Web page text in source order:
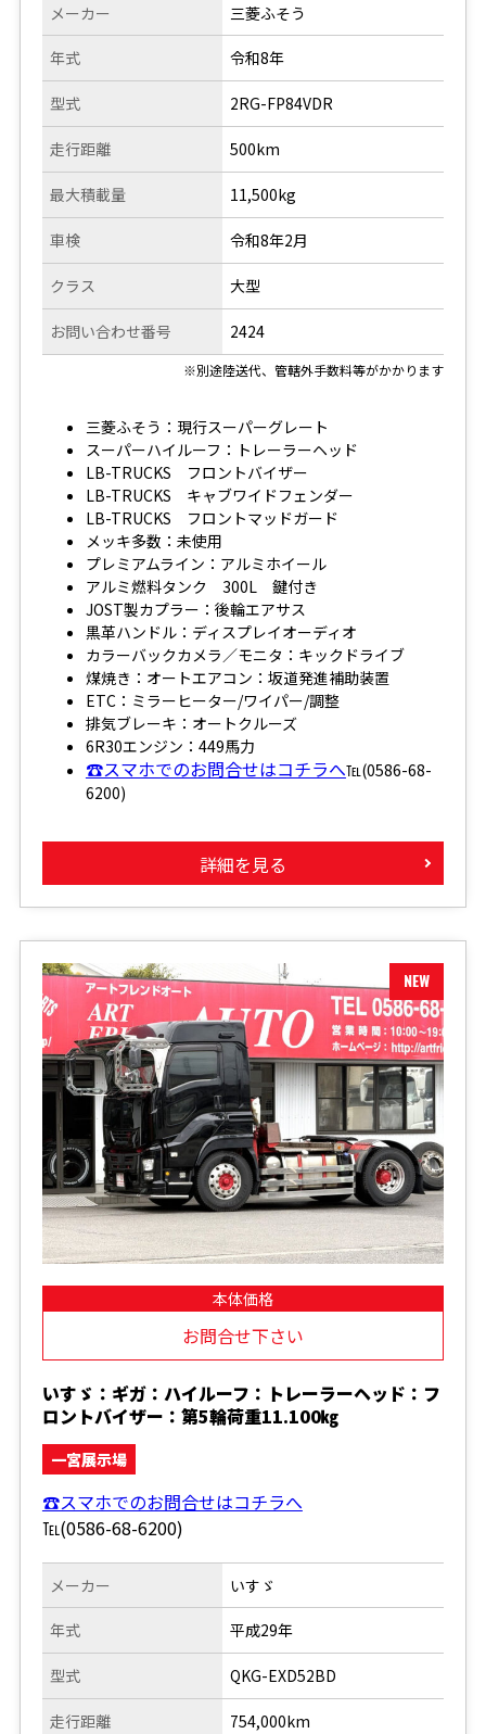
メーカー
年式
型式
走行距離
三菱ふそう
令和8年
2RG-FP84VDR
500km
最大積載量
車検
クラス
お問い合わせ番号
11,500kg
令和8年2月
大型
2424
※別途陸送代、管轄外手数料等がかかります
三菱ふそう：現行スーパーグレート
スーパーハイルーフ：トレーラーヘッド
LB-TRUCKS フロントバイザー
LB-TRUCKS キャブワイドフェンダー
LB-TRUCKS フロントマッドガード
メッキ多数：未使用
プレミアムライン：アルミホイール
アルミ燃料タンク 300L 鍵付き
JOST製カプラー：後輪エアサス
黒革ハンドル：ディスプレイオーディオ
カラーバックカメラ／モニタ：キックドライブ
煤焼き：オートエアコン：坂道発進補助装置
ETC：ミラーヒーター/ワイパー/調整
排気ブレーキ：オートクルーズ
6R30エンジン：449馬力
☎スマホでのお問合せはコチラへ℡(0586-68-
6200)
詳細を見る
本体価格
お問合せ下さい
いすゞ：ギガ：ハイルーフ：トレーラーヘッド：フ
ロントバイザー：第5輪荷重11.100㎏
一宮展示場
☎スマホでのお問合せはコチラへ
℡(0586-68-6200)
メーカー
年式
型式
走行距離
いすゞ
平成29年
QKG-EXD52BD
754,000km